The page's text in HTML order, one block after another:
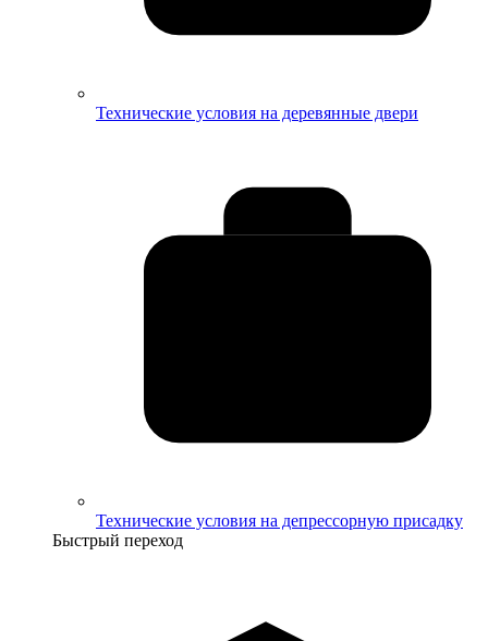
Технические условия на деревянные двери
Технические условия на депрессорную присадку
Быстрый переход